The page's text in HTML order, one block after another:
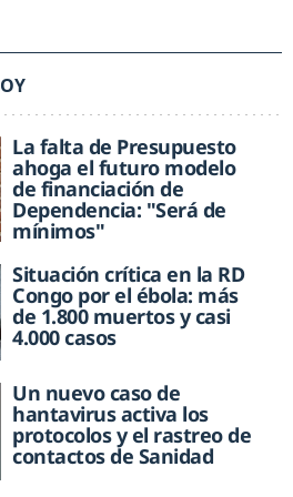
La falta de Presupuesto
ahoga el futuro modelo
de financiación de
Dependencia: "Será de
mínimos"
Situación crítica en la RD
Congo por el ébola: más
de 1.800 muertos y casi
4.000 casos
Un nuevo caso de
hantavirus activa los
protocolos y el rastreo de
contactos de Sanidad